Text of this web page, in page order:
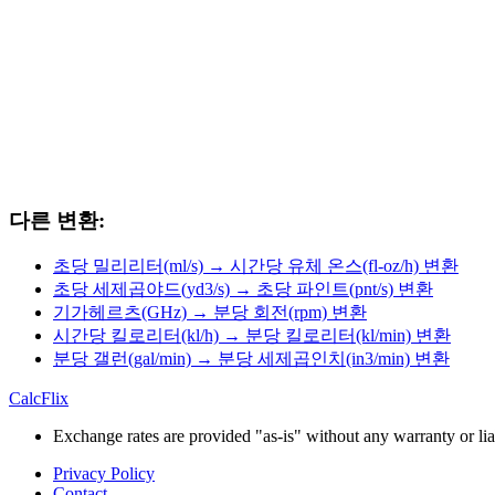
다른 변환:
초당 밀리리터(ml/s) → 시간당 유체 온스(fl-oz/h) 변환
초당 세제곱야드(yd3/s) → 초당 파인트(pnt/s) 변환
기가헤르츠(GHz) → 분당 회전(rpm) 변환
시간당 킬로리터(kl/h) → 분당 킬로리터(kl/min) 변환
분당 갤런(gal/min) → 분당 세제곱인치(in3/min) 변환
CalcFlix
Exchange rates are provided "as-is" without any warranty or
Privacy Policy